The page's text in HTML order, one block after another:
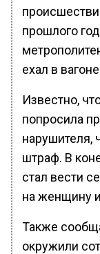
прошлого
ехал в
Известно,
попросила
штраф. В
стал вести
на женщину
Также
окружили